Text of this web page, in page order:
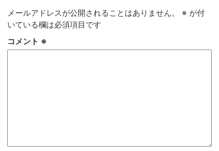
メールアドレスが公開されることはありません。 ※ が付
いている欄は必須項目です
コメント ※